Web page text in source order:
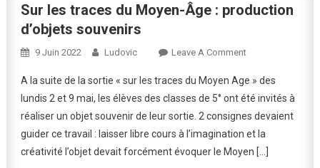
Sur les traces du Moyen-Âge : production
d’objets souvenirs
9 Juin 2022 Ludovic Leave A CommentOn
Les
Traces
Du
Moyen-
Âge
A la suite de la sortie « sur les traces du Moyen Age » des
lundis 2 et 9 mai, les élèves des classes de 5° ont été invités à
réaliser un objet souvenir de leur sortie. 2 consignes devaient
guider ce travail : laisser libre cours à l’imagination et la
créativité l’objet devait forcément évoquer le Moyen […]